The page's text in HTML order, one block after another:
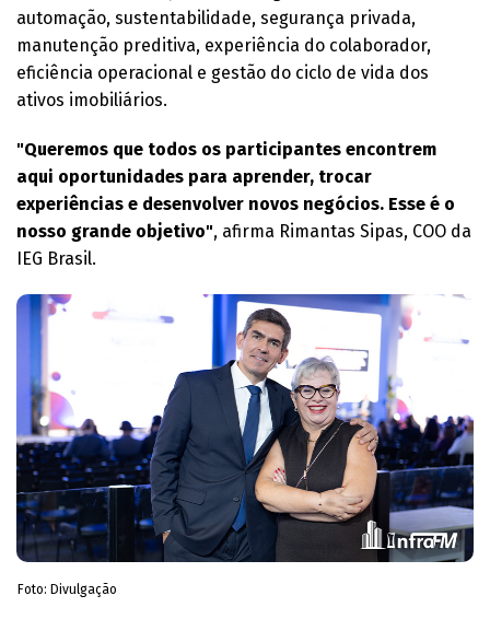
automação, sustentabilidade, segurança privada,
manutenção preditiva, experiência do colaborador,
eficiência operacional e gestão do ciclo de vida dos
ativos imobiliários.
"Queremos que todos os participantes encontrem
aqui oportunidades para aprender, trocar
experiências e desenvolver novos negócios. Esse é o
nosso grande objetivo", afirma Rimantas Sipas, COO da
IEG Brasil.
Foto: Divulgação